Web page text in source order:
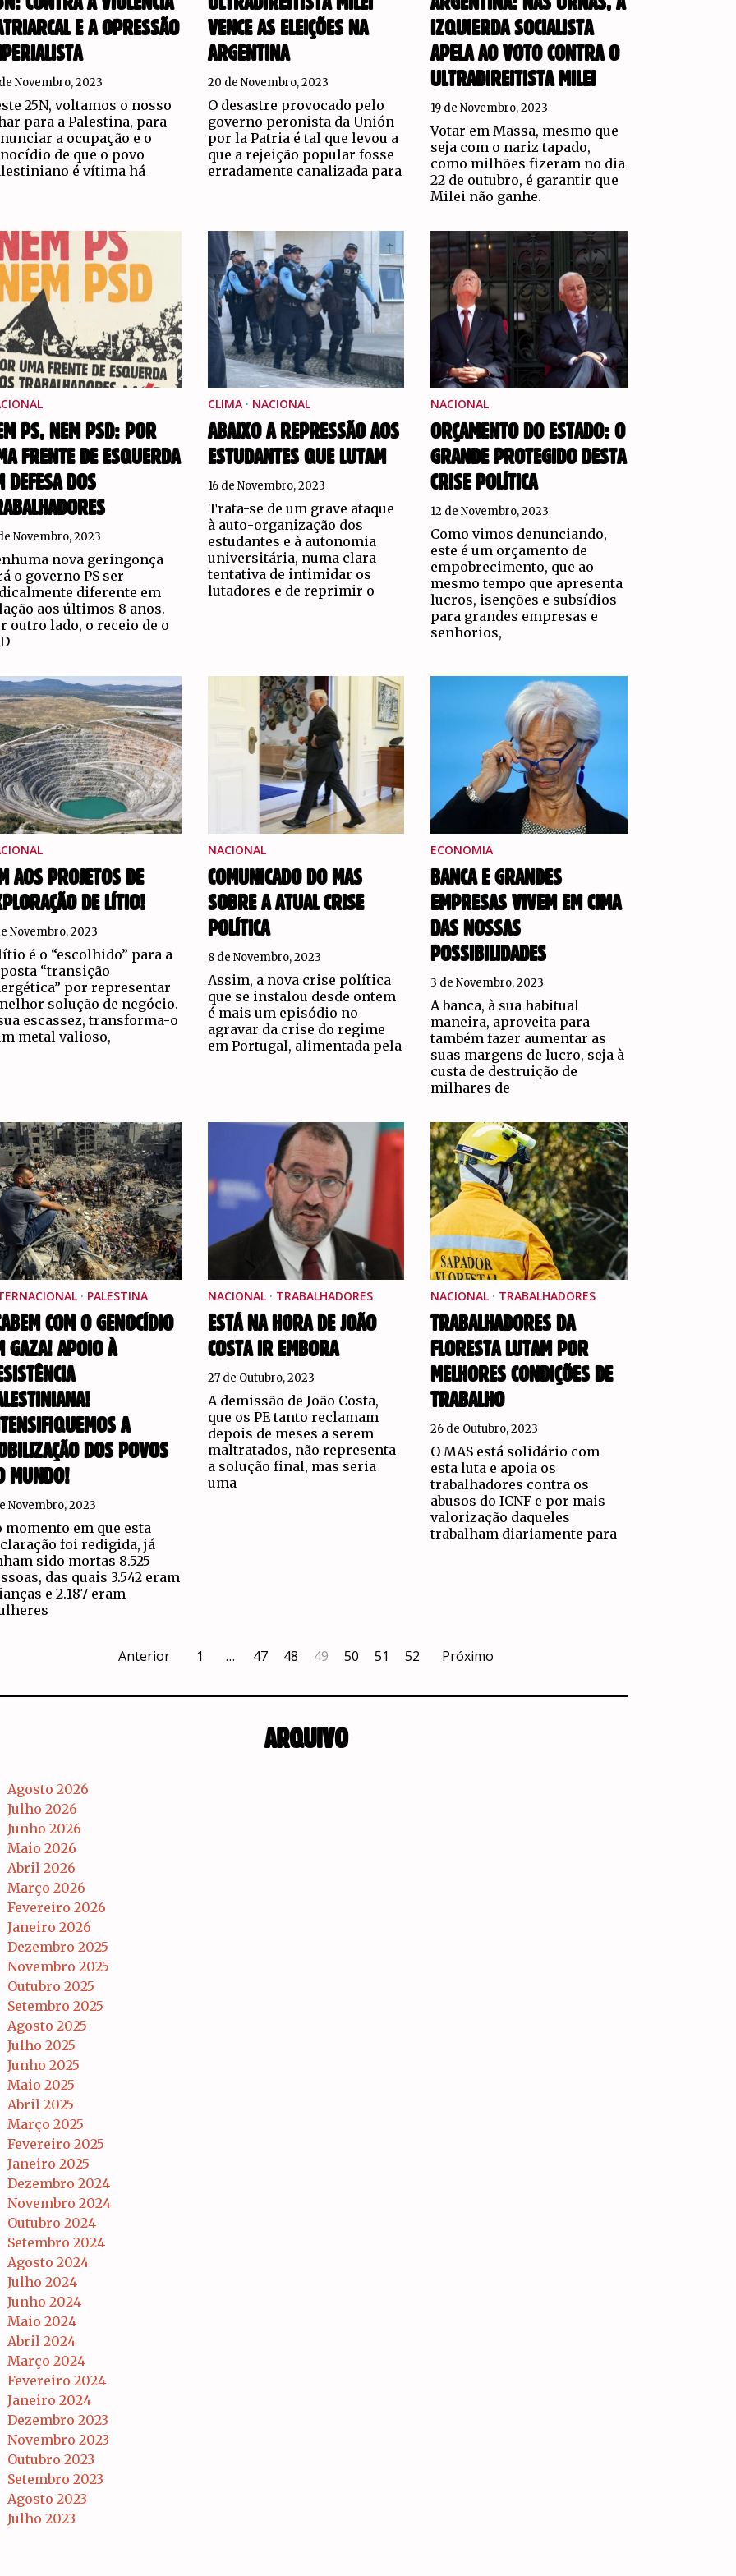
E A OPRESSÃO
Novembro, 2023
25N, voltamos o nosso
para a Palestina, para
a ocupação e o
de que o povo
é vítima há
VENCE AS ELEIÇÕES NA
ARGENTINA
20 de Novembro, 2023
O desastre provocado pelo
governo peronista da Unión
por la Patria é tal que levou a
que a rejeição popular fosse
erradamente canalizada para
IZQUIERDA SOCIALISTA
APELA AO VOTO CONTRA O
ULTRADIREITISTA MILEI
19 de Novembro, 2023
Votar em Massa, mesmo que
seja com o nariz tapado,
como milhões fizeram no dia
22 de outubro, é garantir que
Milei não ganhe.
PS, NEM PSD: POR
FRENTE DE ESQUERDA
DEFESA DOS
Novembro, 2023
nova geringonça
o governo PS ser
diferente em
aos últimos 8 anos.
outro lado, o receio de o
CLIMA · NACIONAL
ABAIXO A REPRESSÃO AOS
ESTUDANTES QUE LUTAM
16 de Novembro, 2023
Trata-se de um grave ataque
à auto-organização dos
estudantes e à autonomia
universitária, numa clara
tentativa de intimidar os
lutadores e de reprimir o
NACIONAL
ORÇAMENTO DO ESTADO: O
GRANDE PROTEGIDO DESTA
CRISE POLÍTICA
12 de Novembro, 2023
Como vimos denunciando,
este é um orçamento de
empobrecimento, que ao
mesmo tempo que apresenta
lucros, isenções e subsídios
para grandes empresas e
senhorios,
AOS PROJETOS DE
DE LÍTIO!
Novembro, 2023
é o “escolhido” para a
“transição
por representar
solução de negócio.
escassez, transforma-o
metal valioso,
NACIONAL
COMUNICADO DO MAS
SOBRE A ATUAL CRISE
POLÍTICA
8 de Novembro, 2023
Assim, a nova crise política
que se instalou desde ontem
é mais um episódio no
agravar da crise do regime
em Portugal, alimentada pela
ECONOMIA
BANCA E GRANDES
EMPRESAS VIVEM EM CIMA
DAS NOSSAS
POSSIBILIDADES
3 de Novembro, 2023
A banca, à sua habitual
maneira, aproveita para
também fazer aumentar as
suas margens de lucro, seja à
custa de destruição de
milhares de
· PALESTINA
COM O GENOCÍDIO
GAZA! APOIO À
A
DOS POVOS
MUNDO!
Novembro, 2023
momento em que esta
foi redigida, já
sido mortas 8.525
das quais 3.542 eram
e 2.187 eram
NACIONAL · TRABALHADORES
ESTÁ NA HORA DE JOÃO
COSTA IR EMBORA
27 de Outubro, 2023
A demissão de João Costa,
que os PE tanto reclamam
depois de meses a serem
maltratados, não representa
a solução final, mas seria
uma
NACIONAL · TRABALHADORES
TRABALHADORES DA
FLORESTA LUTAM POR
MELHORES CONDIÇÕES DE
TRABALHO
26 de Outubro, 2023
O MAS está solidário com
esta luta e apoia os
trabalhadores contra os
abusos do ICNF e por mais
valorização daqueles
trabalham diariamente para
Anterior 1 … 47 48 49 50 51 52 Próximo
ARQUIVO
Agosto 2026
Julho 2026
Junho 2026
Maio 2026
Abril 2026
Março 2026
Fevereiro 2026
Janeiro 2026
Dezembro 2025
Novembro 2025
Outubro 2025
Setembro 2025
Agosto 2025
Julho 2025
Junho 2025
Maio 2025
Abril 2025
Março 2025
Fevereiro 2025
Janeiro 2025
Dezembro 2024
Novembro 2024
Outubro 2024
Setembro 2024
Agosto 2024
Julho 2024
Junho 2024
Maio 2024
Abril 2024
Março 2024
Fevereiro 2024
Janeiro 2024
Dezembro 2023
Novembro 2023
Outubro 2023
Setembro 2023
Agosto 2023
Julho 2023